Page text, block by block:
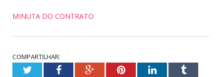
MINUTA DO CONTRATO
COMPARTILHAR:
TwitterFacebookGoogle+PinterestLinkedInTumblr